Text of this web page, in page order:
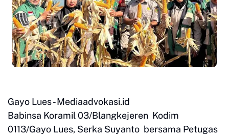
Gayo Lues - Mediaadvokasi.id
Babinsa Koramil 03/Blangkejeren Kodim
0113/Gayo Lues, Serka Suyanto bersama Petugas